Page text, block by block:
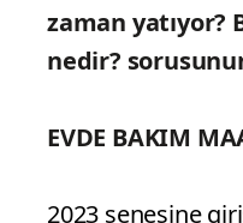
zaman yatıyor?
nedir?
EVDE BAKIM
2023 senesine